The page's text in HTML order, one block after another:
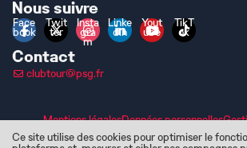
Nous suivre
Face
book
Twit
ter
Insta
gra
m
Linke
din
Yout
ube
TikT
ok
Contact
clubtour@psg.fr
Mentions légalesDonnées personnelles
Ce site utilise des cookies pour optimiser le